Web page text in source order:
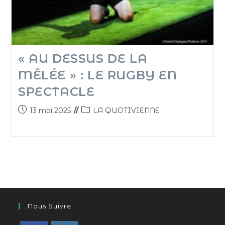
« AU DESSUS DE LA
MÊLÉE » : LE RUGBY EN
SPECTACLE
13 mai 2025 LA QUOTIVIENNE
Nous Suivre